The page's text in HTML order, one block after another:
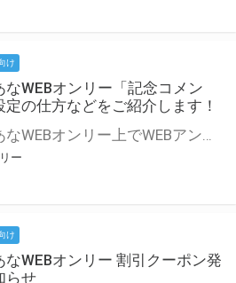
け
なWEBオンリー「記念コメン
定の仕方などをご紹介します！
とらのあなWEBオンリー上でWEBアンソロジーが作成できる「記念コメント」について、その使い方や作成手順を解説します！ 支援タイプを「サークル参加型」「サークル参加型・マルシェ(イベント会場)機能付き」でお申し込みいただいている主催者様はぜひご活用ください♪ とらのあなWEBオンリーサイトはこちら
ー
け
なWEBオンリー 割引クーポン発
らせ